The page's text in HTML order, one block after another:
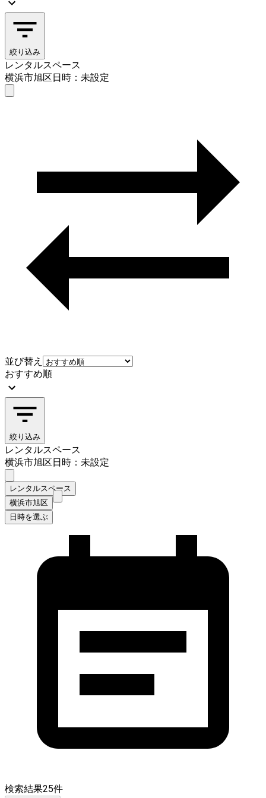
絞り込み
レンタルスペース
横浜市旭区日時：未設定
並び替え
おすすめ順
絞り込み
レンタルスペース
横浜市旭区日時：未設定
レンタルスペース
横浜市旭区
日時を選ぶ
検索結果25件